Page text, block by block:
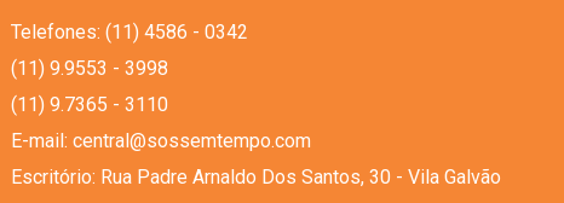
Telefones: (11) 4586 - 0342
(11) 9.9553 - 3998
(11) 9.7365 - 3110
E-mail: central@sossemtempo.com
Escritório: Rua Padre Arnaldo Dos Santos, 30 - Vila Galvão